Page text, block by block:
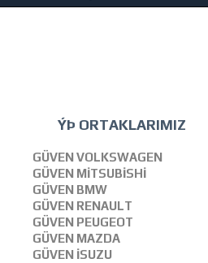
ÝÞ ORTAKLARIMIZ
GÜVEN VOLKSWAGEN
GÜVEN MİTSUBİSHİ
GÜVEN BMW
GÜVEN RENAULT
GÜVEN PEUGEOT
GÜVEN MAZDA
GÜVEN İSUZU